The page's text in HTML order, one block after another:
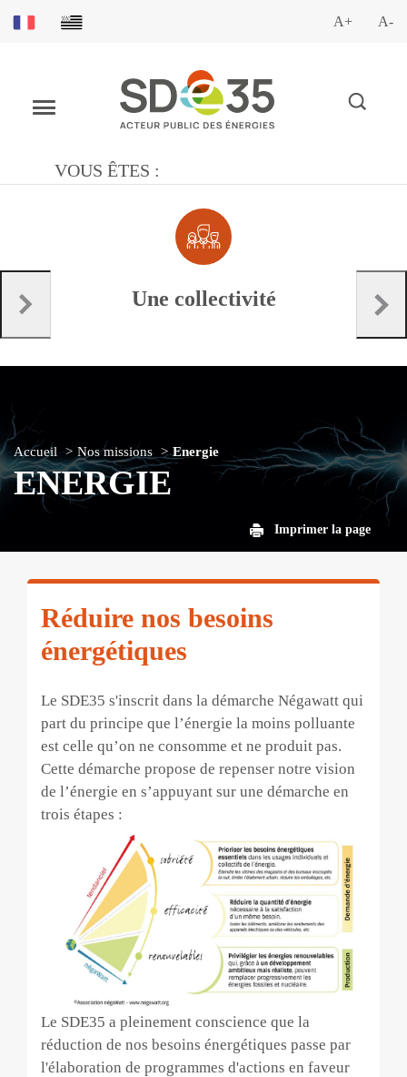
A+ A-
VOUS ÊTES :
Une collectivité
Accueil Nos missions Energie
ENERGIE
Imprimer la page
Réduire nos besoins
énergétiques
Le SDE35 s'inscrit dans la démarche Négawatt qui
part du principe que l’énergie la moins polluante
est celle qu’on ne consomme et ne produit pas.
Cette démarche propose de repenser notre vision
de l’énergie en s’appuyant sur une démarche en
trois étapes :
Le SDE35 a pleinement conscience que la
réduction de nos besoins énergétiques passe par
l'élaboration de programmes d'actions en faveur